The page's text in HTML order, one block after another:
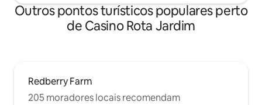
Outros pontos turísticos populares perto
de Casino Rota Jardim
Redberry Farm
205 moradores locais recomendam